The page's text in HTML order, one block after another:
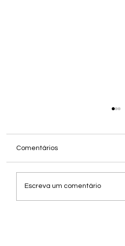
Comentários
Escreva um comentário